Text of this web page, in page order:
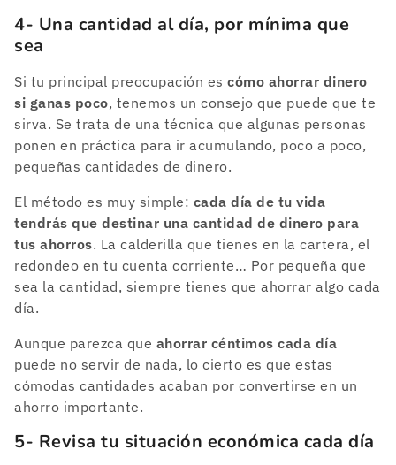
4- Una cantidad al día, por mínima que
sea
Si tu principal preocupación es cómo ahorrar dinero
si ganas poco, tenemos un consejo que puede que te
sirva. Se trata de una técnica que algunas personas
ponen en práctica para ir acumulando, poco a poco,
pequeñas cantidades de dinero.
El método es muy simple: cada día de tu vida
tendrás que destinar una cantidad de dinero para
tus ahorros. La calderilla que tienes en la cartera, el
redondeo en tu cuenta corriente… Por pequeña que
sea la cantidad, siempre tienes que ahorrar algo cada
día.
Aunque parezca que ahorrar céntimos cada día
puede no servir de nada, lo cierto es que estas
cómodas cantidades acaban por convertirse en un
ahorro importante.
5- Revisa tu situación económica cada día